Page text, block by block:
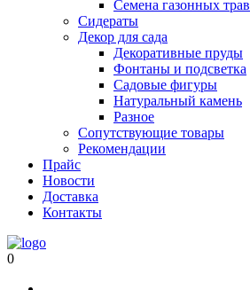
Семена газонных трав
Сидераты
Декор для сада
Декоративные пруды
Фонтаны и подсветка
Садовые фигуры
Натуральный камень
Разное
Сопутствующие товары
Рекомендации
Прайс
Новости
Доставка
Контакты
0